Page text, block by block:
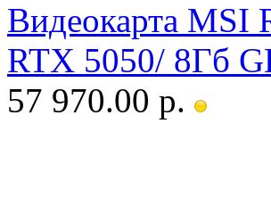
Видеокарта MSI
RTX 5050/ 8Гб
57 970.00 р.